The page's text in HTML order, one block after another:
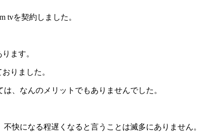
tvを契約しました。
ます。
りました。
、なんのメリットでもありませんでした。
快になる程遅くなると言うことは滅多にありません。